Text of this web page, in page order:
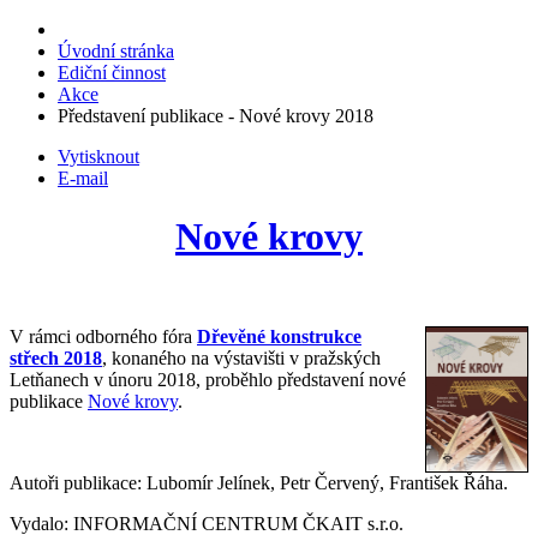
Úvodní stránka
Ediční činnost
Akce
Představení publikace - Nové krovy 2018
Vytisknout
E-mail
Nové krovy
V rámci odborného fóra Dřevěné konstrukce
střech 2018, konaného na výstavišti v pražských
Letňanech v únoru 2018, proběhlo představení nové
publikace Nové krovy.
Autoři publikace: Lubomír Jelínek, Petr Červený, František Řáha.
Vydalo: INFORMAČNÍ CENTRUM ČKAIT s.r.o.